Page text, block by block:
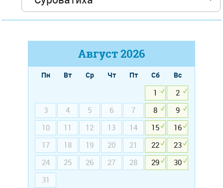
Август2026
Пн Вт Ср Чт Пт Сб
Вс
1
2
3
4 5 6 7 8
9
10
11 12 13 14 15
16
17
18 19 20 21 22
23
24
25 26 27 28 29
30
31